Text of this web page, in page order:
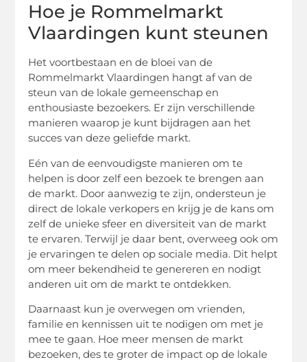
Hoe je Rommelmarkt
Vlaardingen kunt steunen
Het voortbestaan en de bloei van de
Rommelmarkt Vlaardingen hangt af van de
steun van de lokale gemeenschap en
enthousiaste bezoekers. Er zijn verschillende
manieren waarop je kunt bijdragen aan het
succes van deze geliefde markt.
Eén van de eenvoudigste manieren om te
helpen is door zelf een bezoek te brengen aan
de markt. Door aanwezig te zijn, ondersteun je
direct de lokale verkopers en krijg je de kans om
zelf de unieke sfeer en diversiteit van de markt
te ervaren. Terwijl je daar bent, overweeg ook om
je ervaringen te delen op sociale media. Dit helpt
om meer bekendheid te genereren en nodigt
anderen uit om de markt te ontdekken.
Daarnaast kun je overwegen om vrienden,
familie en kennissen uit te nodigen om met je
mee te gaan. Hoe meer mensen de markt
bezoeken, des te groter de impact op de lokale